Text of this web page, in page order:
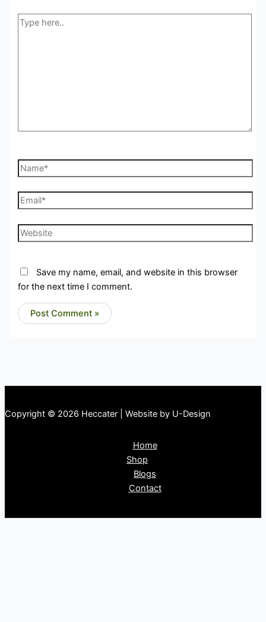
Type
Name*
Email*
Website
Save my name, email, and website in this browser
for the next time I comment.
Copyright © 2026 Heccater | Website by U-Design
Home
Shop
Blogs
Contact